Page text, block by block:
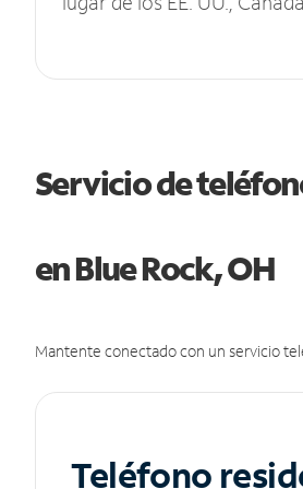
Servicio de
en Blue Rock, OH
Mantente conectado con un servicio
Teléfono